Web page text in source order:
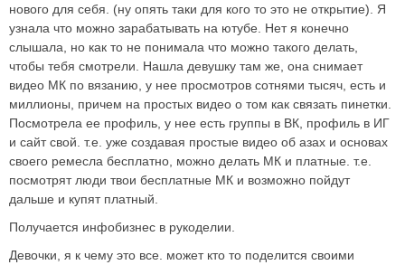
нового для себя. (ну опять таки для кого то это не открытие). Я
узнала что можно зарабатывать на ютубе. Нет я конечно
слышала, но как то не понимала что можно такого делать,
чтобы тебя смотрели. Нашла девушку там же, она снимает
видео МК по вязанию, у нее просмотров сотнями тысяч, есть и
миллионы, причем на простых видео о том как связать пинетки.
Посмотрела ее профиль, у нее есть группы в ВК, профиль в ИГ
и сайт свой. т.е. уже создавая простые видео об азах и основах
своего ремесла бесплатно, можно делать МК и платные. т.е.
посмотрят люди твои бесплатные МК и возможно пойдут
дальше и купят платный.
Получается инфобизнес в рукоделии.
Девочки, я к чему это все. может кто то поделится своими